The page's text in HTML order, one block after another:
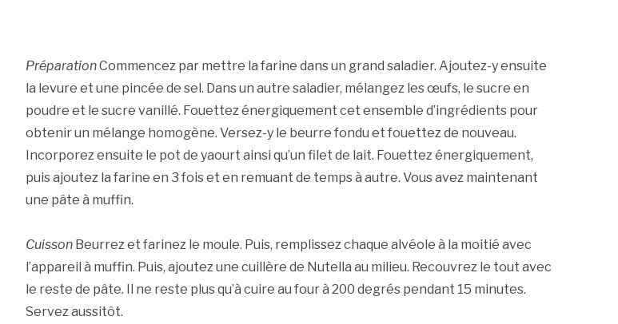
PréparationCommencez par mettre la farine dans un grand saladier. Ajoutez-y ensuite
la levure et une pincée de sel. Dans un autre saladier, mélangez les œufs, le sucre en
poudre et le sucre vanillé. Fouettez énergiquement cet ensemble d’ingrédients pour
obtenir un mélange homogène. Versez-y le beurre fondu et fouettez de nouveau.
Incorporez ensuite le pot de yaourt ainsi qu’un filet de lait. Fouettez énergiquement,
puis ajoutez la farine en 3 fois et en remuant de temps à autre. Vous avez maintenant
une pâte à muffin.
CuissonBeurrez et farinez le moule. Puis, remplissez chaque alvéole à la moitié avec
l’appareil à muffin. Puis, ajoutez une cuillère de Nutella au milieu. Recouvrez le tout avec
le reste de pâte. Il ne reste plus qu’à cuire au four à 200 degrés pendant 15 minutes.
Servez aussitôt.